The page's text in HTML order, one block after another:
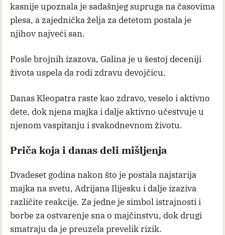
kasnije upoznala je sadašnjeg supruga na časovima
plesa, a zajednička želja za detetom postala je
njihov najveći san.
Posle brojnih izazova, Galina je u šestoj deceniji
života uspela da rodi zdravu devojčicu.
Danas Kleopatra raste kao zdravo, veselo i aktivno
dete, dok njena majka i dalje aktivno učestvuje u
njenom vaspitanju i svakodnevnom životu.
Priča koja i danas deli mišljenja
Dvadeset godina nakon što je postala najstarija
majka na svetu, Adrijana Ilijesku i dalje izaziva
različite reakcije. Za jedne je simbol istrajnosti i
borbe za ostvarenje sna o majčinstvu, dok drugi
smatraju da je preuzela prevelik rizik.